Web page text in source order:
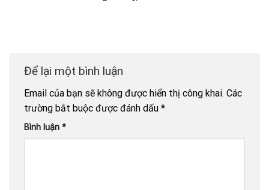
Để lại một bình luận
Email của bạn sẽ không được hiển thị công khai. Các
trường bắt buộc được đánh dấu *
Bình luận *